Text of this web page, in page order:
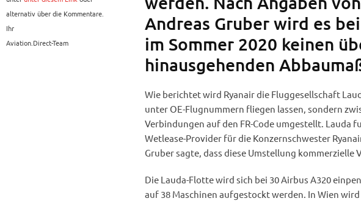
alternativ über die Kommentare.
Ihr
Aviation.Direct-Team
Andreas Gruber wird es
im Sommer 2020 keinen
hinausgehenden
Wie berichtet wird Ryanair die Fluggesellschaft
unter OE-Flugnummern fliegen lassen, sondern
Verbindungen auf den FR-Code umgestellt. Lauda
Wetlease-Provider für die Konzernschwester
Gruber sagte, dass diese Umstellung kommerzielle
Die Lauda-Flotte wird sich bei 30 Airbus A320
auf 38 Maschinen aufgestockt werden. In Wien